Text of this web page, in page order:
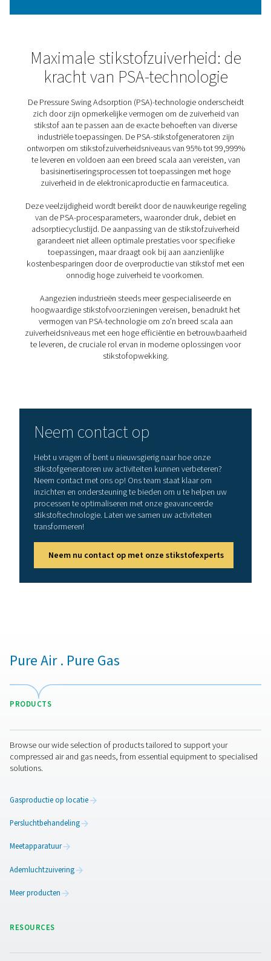
zorgen dat de productie niet wordt
Samen vormen de koolstofmoleculaire zeef en de
waardoor ze een betrouwbare en continue
hoogzuivere stikstof kunnen leveren om aan de
verschillende industrieën te voldoen.
De procescyclus voor
genereren van PSA-
uitgelegd
Het Pressure Swing Adsorption (PSA)-proces is
stikstof te produceren door middel van een reeks
gecontroleerde stappen. Dit gedetailleerde proces
de continue productie van zeer zuivere stikstof,
1. Adsorptie
De reis begint wanneer perslucht in een van de
PSA-systeem wordt gevoerd. Hierbij speelt de
koolstofmoleculaire zeef (CMS) een cruciale rol door
kooldioxide en vocht uit de lucht te
Stikstofmoleculen worden vanwege hun grotere
vergelijking met de CMS-poriën niet geadsorbeerd en
dus verder uit het vat. Deze selectieve adsorptie zorgt
alleen stikstof van de gewenste zuiverheid wordt
2. Drukcompensatie
Een belangrijke stap voorafgaand aan de regeneratie
CMS is de drukvereffening. Hierbij wordt de druk in
waardoor de efficiëntie van het systeem wordt
afval wordt verminderd.
ingesteld voor regeneratie, waardoor het CMS de
geadsorbeerde gassen kan vrijgeven. Deze gassen
de atmosfeer afgevoerd of verzameld voor
stikstofproductieronde, waardoor de levensduur en
omschakelen van de persluchtstroom naar het
adsorptiefase heeft voltooid met zijn eigen
garandeert een ononderbroken toevoer van stikstof,
activiteiten. Door middel van deze fasen is het